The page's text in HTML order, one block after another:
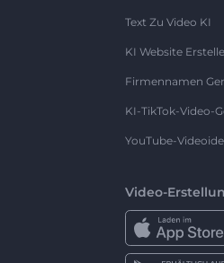
Text Zu Video KI
KI Website
Firmennamen
KI-TikTok-Video-
YouTube-
Video-